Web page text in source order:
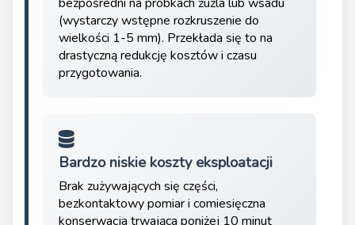
(wystarczy wstępne rozkruszenie do
wielkości 1-5 mm). Przekłada się to na
drastyczną redukcję kosztów i czasu
przygotowania.
Bardzo niskie koszty eksploatacji
Brak zużywających się części,
bezkontaktowy pomiar i comiesięczna
konserwacja trwająca poniżej 10 minut